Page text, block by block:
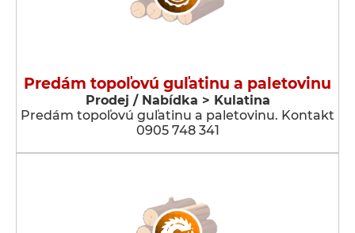
Predám topoľovú guľatinu a paletovinu
Prodej / Nabídka > Kulatina
Predám topoľovú guľatinu a paletovinu. Kontakt
0905 748 341